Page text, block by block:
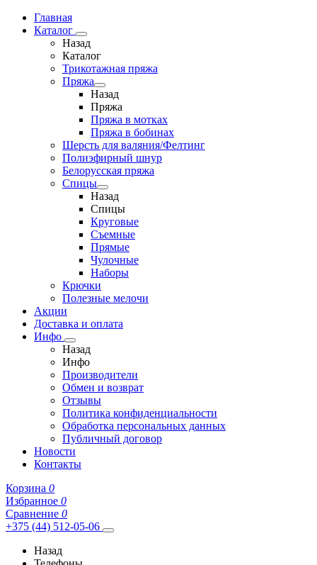
Главная
Каталог
Назад
Каталог
Трикотажная пряжа
Пряжа
Назад
Пряжа
Пряжа в мотках
Пряжа в бобинах
Шерсть для валяния/Фелтинг
Полиэфирный шнур
Белорусская пряжа
Спицы
Назад
Спицы
Круговые
Съемные
Прямые
Чулочные
Наборы
Крючки
Полезные мелочи
Акции
Доставка и оплата
Инфо
Назад
Инфо
Производители
Обмен и возврат
Отзывы
Политика конфиденциальности
Обработка персональных данных
Публичный договор
Новости
Контакты
Корзина 0
Избранное 0
Сравнение 0
+375 (44) 512-05-06
Назад